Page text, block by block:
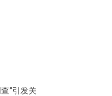
”引发关